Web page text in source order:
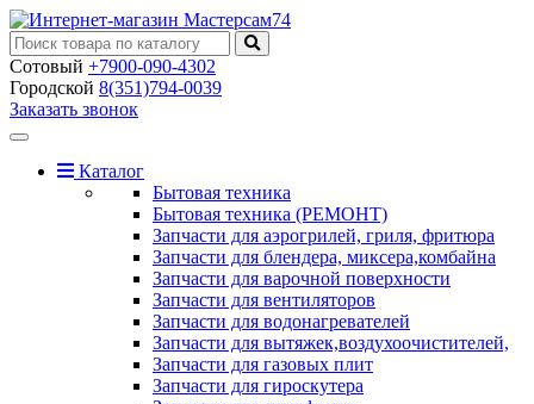
Сотовый +7900-090-4302
Городской 8(351)794-0039
Заказать звонок
Toggle
navigationКаталог
Бытовая техника
Бытовая техника (РЕМОНТ)
Запчасти для аэрогрилей, гриля, фритюра
Запчасти для блендера, миксера,комбайна
Запчасти для варочной поверхности
Запчасти для вентиляторов
Запчасти для водонагревателей
Запчасти для вытяжек,воздухоочистителей,
Запчасти для газовых плит
Запчасти для гироскутера